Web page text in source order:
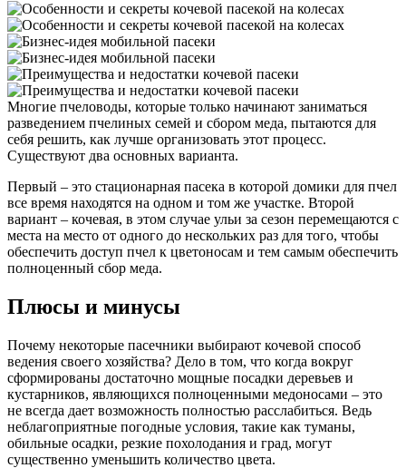
Многие пчеловоды, которые только начинают заниматься
разведением пчелиных семей и сбором меда, пытаются для
себя решить, как лучше организовать этот процесс.
Существуют два основных варианта.
Первый – это стационарная пасека в которой домики для пчел
все время находятся на одном и том же участке. Второй
вариант – кочевая, в этом случае ульи за сезон перемещаются с
места на место от одного до нескольких раз для того, чтобы
обеспечить доступ пчел к цветоносам и тем самым обеспечить
полноценный сбор меда.
Плюсы и минусы
Почему некоторые пасечники выбирают кочевой способ
ведения своего хозяйства? Дело в том, что когда вокруг
сформированы достаточно мощные посадки деревьев и
кустарников, являющихся полноценными медоносами – это
не всегда дает возможность полностью расслабиться. Ведь
неблагоприятные погодные условия, такие как туманы,
обильные осадки, резкие похолодания и град, могут
существенно уменьшить количество цвета.